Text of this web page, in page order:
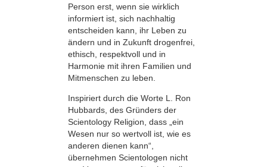
Person erst, wenn sie wirklich
informiert ist, sich nachhaltig
entscheiden kann, ihr Leben zu
ändern und in Zukunft drogenfrei,
ethisch, respektvoll und in
Harmonie mit ihren Familien und
Mitmenschen zu leben.
Inspiriert durch die Worte L. Ron
Hubbards, des Gründers der
Scientology Religion, dass „ein
Wesen nur so wertvoll ist, wie es
anderen dienen kann“,
übernehmen Scientologen nicht